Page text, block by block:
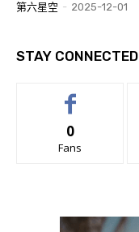
第六星空 - 2025-12-01
STAY CONNECTED
0
Fans